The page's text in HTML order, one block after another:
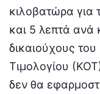
κιλοβατώρα για
και 5 λεπτά ανά
δικαιούχους
Τιμολογίου
δεν θα